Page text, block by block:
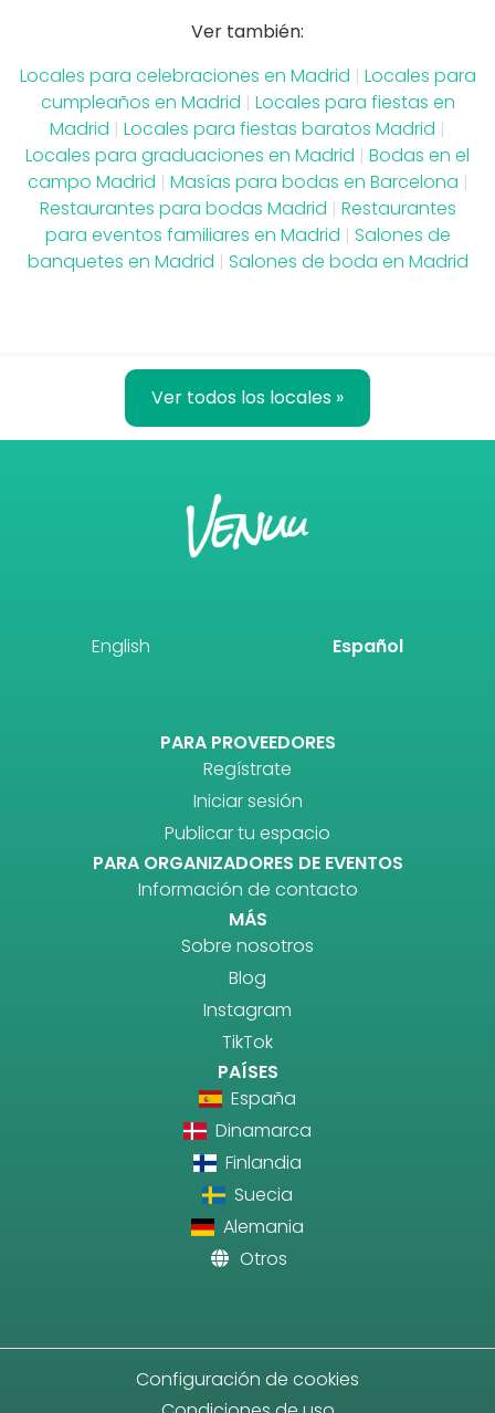
Ver también:
Locales para celebraciones en Madrid | Locales para
cumpleaños en Madrid | Locales para fiestas en
Madrid | Locales para fiestas baratos Madrid |
Locales para graduaciones en Madrid | Bodas en el
campo Madrid | Masías para bodas en Barcelona |
Restaurantes para bodas Madrid | Restaurantes
para eventos familiares en Madrid | Salones de
banquetes en Madrid | Salones de boda en Madrid
Ver todos los locales »
English Español
PARA PROVEEDORES
Regístrate
Iniciar sesión
Publicar tu espacio
PARA ORGANIZADORES DE EVENTOS
Información de contacto
MÁS
Sobre nosotros
Blog
Instagram
TikTok
PAÍSES
España
Dinamarca
Finlandia
Suecia
Alemania
Otros
Configuración de cookies